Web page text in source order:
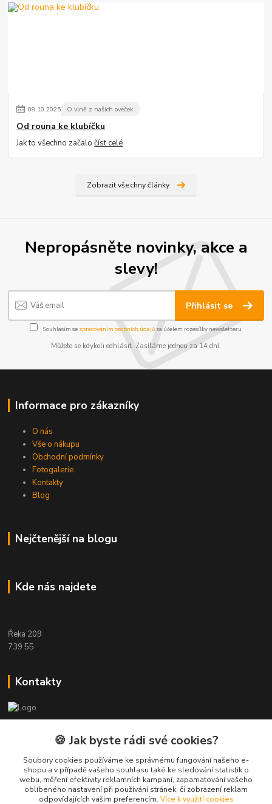
08.10.2025 O vlně z našich oveček
Od rouna ke klubíčku
Jak to všechno začaločíst celé
Zobrazit všechny články
Nepropásněte novinky, akce a
slevy!
Přihlásit se
Souhlasím se zpracováním osobních údajůza účelem rozesílky newsletteru.
Můžete se kdykoli odhlásit. Zasíláme jednou za 14 dní.
Informace pro zákazníky
O nás
Vše o nákupu
Obchodní podmínky
Fotogalerie
Kontakty
Blog
Nejčtenější na blogu
Kde nás najdete
Řeka 209
739 55
Kontakty
Zákaznická podpora Eshop-rychle
+420 604 391 361
info@etwool.cz
🍪 Jak byste rádi své cookies?
Soubory cookies používáme ke správnému fungování našeho e-
shopu a v případě vašeho souhlasu také ke sledování statistik o
webu, měření efektivity reklamních kampaní, zapamatování vašeho
oblíbeného nastavení při používání stránek, či zobrazení reklam
odpovídajících vašim preferencím. Více k využití cookies